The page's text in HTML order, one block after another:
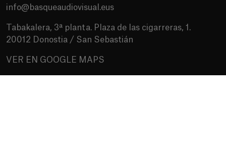
info@basqueaudiovisual.eus
Tabakalera, 3ª planta. Plaza de las cigarreras, 1.
20012 Donostia / San Sebastián
VER EN GOOGLE MAPS